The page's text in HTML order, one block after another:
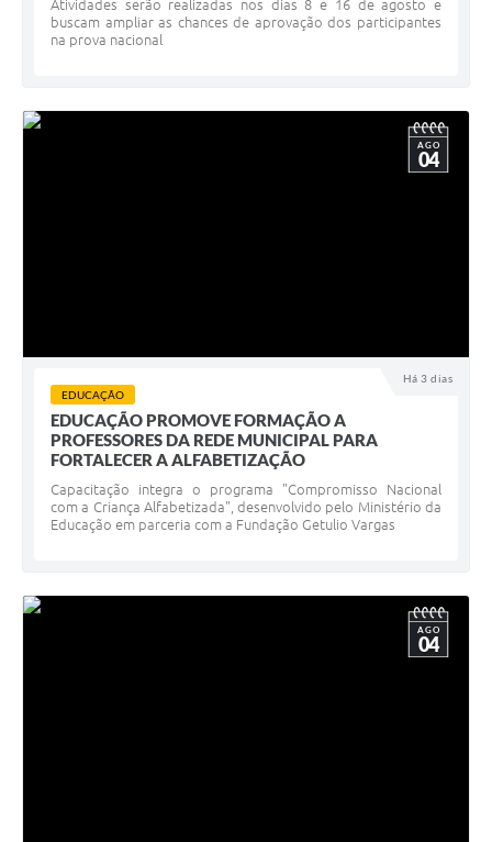
Atividades serão realizadas nos dias 8 e 16 de agosto e
buscam ampliar as chances de aprovação dos participantes
na prova nacional
Há 3 dias
AGO
04
EDUCAÇÃO
EDUCAÇÃO PROMOVE FORMAÇÃO A
PROFESSORES DA REDE MUNICIPAL PARA
FORTALECER A ALFABETIZAÇÃO
Capacitação integra o programa "Compromisso Nacional
com a Criança Alfabetizada", desenvolvido pelo Ministério da
Educação em parceria com a Fundação Getulio Vargas
AGO
04